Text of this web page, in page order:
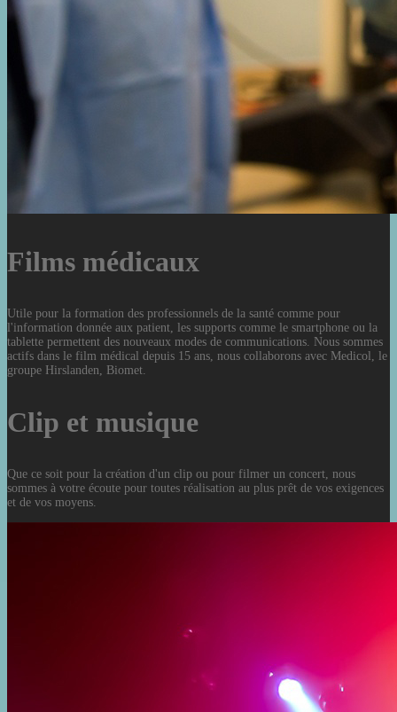
Films médicaux
Utile pour la formation des professionnels de la santé comme pour
l'information donnée aux patient, les supports comme le smartphone ou la
tablette permettent des nouveaux modes de communications. Nous sommes
actifs dans le film médical depuis 15 ans, nous collaborons avec Medicol, le
groupe Hirslanden, Biomet.
Clip et musique
Que ce soit pour la création d'un clip ou pour filmer un concert, nous
sommes à votre écoute pour toutes réalisation au plus prêt de vos exigences
et de vos moyens.